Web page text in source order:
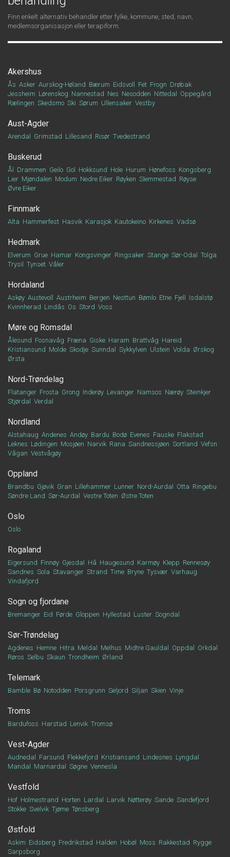
Finn enkelt alternativ behandler etter fylke, kommune, sted, navn,
medlemsorganisasjon eller terapiform.
Akershus
Ås Asker Aurskog-Høland Bærum Eidsvoll Fet Frogn Drøbak
Jessheim Lørenskog Nannestad Nes Nesodden Nittedal
Oppegård
Rælingen Skedsmo Ski Sørum Ullensaker Vestby
Aust-Agder
Arendal Grimstad Lillesand Risør Tvedestrand
Buskerud
Ål Drammen Geilo Gol Hokksund Hole Hurum Hønefoss Kongsberg
Lier Mjøndalen Modum Nedre Eiker Røyken Slemmestad Røyse
Øvre Eiker
Finnmark
Alta Hammerfest Hasvik Karasjok Kautokeino Kirkenes Vadsø
Hedmark
Elverum Grue Hamar Kongsvinger Ringsaker Stange Sør-Odal
Tolga
Trysil
Tynset Våler
Hordaland
Askøy Austevoll Austrheim Bergen Nesttun Bømlo Etne Fjell
Isdalstø
Kvinnherad Lindås Os Stord Voss
Møre og Romsdal
Ålesund Fosnavåg Fræna Giske Haram Brattvåg Hareid
Kristiansund Molde Skodje Sunndal Sykkylven Ulstein Volda Ørskog
Ørsta
Nord-Trøndelag
Flatanger Frosta Grong Inderøy Levanger Namsos Nærøy Steinkjer
Stjørdal
Verdal
Nordland
Alstahaug Andenes Andøy Bardu Bodø Evenes Fauske Flakstad
Leknes Lødingen Mosjøen Narvik Rana Sandnessjøen Sortland Vefsn
Vågan Vestvågøy
Oppland
Brandbu Gjøvik Gran Lillehammer Lunner Nord-Aurdal Otta Ringebu
Søndre Land Sør-Aurdal Vestre Toten Østre Toten
Oslo
Oslo
Rogaland
Eigersund Finnøy Gjesdal Hå Haugesund Karmøy Klepp Rennesøy
Sandnes Sola Stavanger Strand Time Bryne Tysvær Varhaug
Vindafjord
Sogn og fjordane
Bremanger Eid Førde Gloppen Hyllestad Luster Sogndal
Sør-Trøndelag
Agdenes Hemne Hitra Meldal Melhus Midtre Gauldal Oppdal
Orkdal
Røros Selbu Skaun Trondheim Ørland
Telemark
Bamble Bø Notodden Porsgrunn Seljord Siljan Skien Vinje
Troms
Bardufoss Harstad Lenvik Tromsø
Vest-Agder
Audnedal Farsund Flekkefjord Kristiansand Lindesnes Lyngdal
Mandal
Marnardal Søgne Vennesla
Vestfold
Hof Holmestrand Horten Lardal Larvik Nøtterøy Sande Sandefjord
Stokke Svelvik Tjøme Tønsberg
Østfold
Askim Eidsberg Fredrikstad Halden Hobøl Moss Rakkestad Rygge
Sarpsborg